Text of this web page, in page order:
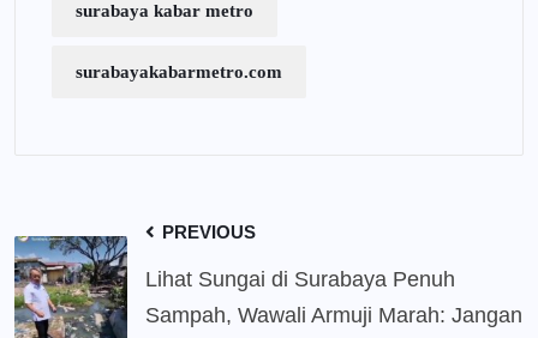
surabaya kabar metro
surabayakabarmetro.com
PREVIOUS
Lihat Sungai di Surabaya Penuh
Sampah, Wawali Armuji Marah: Jangan